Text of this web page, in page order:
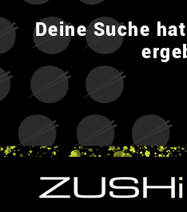
Deine Suche